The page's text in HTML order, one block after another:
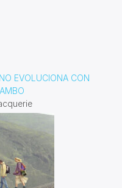
EVOLUCIONA CON